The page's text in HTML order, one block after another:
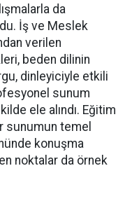
da
İş ve Meslek
verilen
beden dilinin
dinleyiciyle etkili
sunum
ele alındı. Eğitim
sunumun temel
konuşma
noktalar da örnek